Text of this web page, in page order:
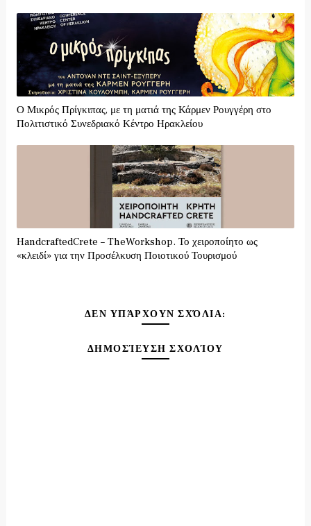
Ο Μικρός Πρίγκιπας, με τη ματιά της Κάρμεν Ρουγγέρη στο
Πολιτιστικό Συνεδριακό Κέντρο Ηρακλείου
HandcraftedCrete – TheWorkshop. Το χειροποίητο ως
«κλειδί» για την Προσέλκυση Ποιοτικού Τουρισμού
ΔΕΝ ΥΠΆΡΧΟΥΝ ΣΧΌΛΙΑ:
ΔΗΜΟΣΊΕΥΣΗ ΣΧΟΛΊΟΥ